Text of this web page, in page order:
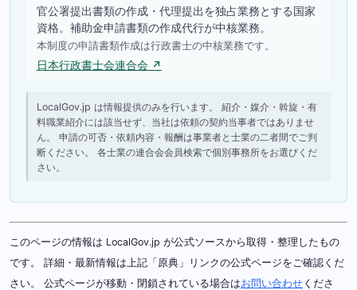
官公署提出書類の作成・代理提出を独占業務とする国家
資格。補助金申請書類の作成代行が中核業務。
本制度の申請書類作成は行政書士の中核業務です。
日本行政書士会連合会 ↗
LocalGov.jp は情報提供のみを行います。 紹介・媒介・斡旋・有
料職業紹介には該当せず、当社は依頼の契約当事者ではありませ
ん。 申請の可否・依頼内容・報酬は事業者と士業の二者間でご判
断ください。 各士業の連合会会員検索で個別事務所をお選びくだ
さい。
このページの情報は LocalGov.jp が公式ソースから取得・整理したもの
です。 詳細・最新情報は上記「原典」リンクの公式ページをご確認くだ
さい。 公式ページが移動・閉鎖されている場合はお問い合わせ くださ